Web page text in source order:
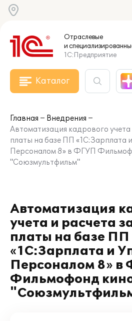
Отраслевые
и
1С:Предприятие
Каталог
Главная
Внедрения
Автоматизация кадрового
платы на базе ПП «1С:Зарплата
Персоналом 8» в ФГУП
"Союзмультфильм"
Автоматизация
учета и расчета
платы на базе ПП
«1С:Зарплата и
Персоналом 8» в
Фильмофонд